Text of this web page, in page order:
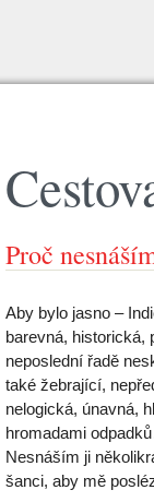
Proč
Aby bylo jasno –
barevná, historická,
neposlední řadě
také žebrající,
nelogická, únavná,
hromadami
Nesnáším ji
šanci, aby mě